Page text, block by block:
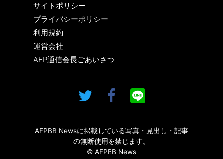
サイトポリシー
プライバシーポリシー
利用規約
運営会社
AFP通信会長ごあいさつ
AFPBB Newsに掲載している写真・見出し・記事
の無断使用を禁じます。
© AFPBB News